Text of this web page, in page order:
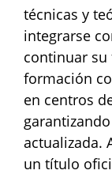
técnicas y
integrarse
continuar su
formación
en centros
actualizada.
un título